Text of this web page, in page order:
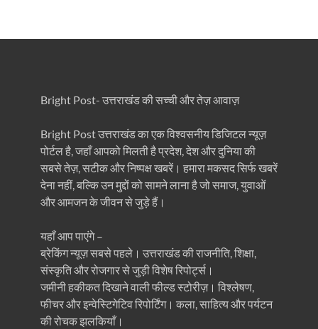
Bright Post- उत्तराखंड की सच्ची और तेज़ आवाज़
Bright Post उत्तराखंड का एक विश्वसनीय डिजिटल न्यूज़
पोर्टल है, जहाँ आपको मिलती है प्रदेश, देश और दुनिया की
सबसे तेज़, सटीक और निष्पक्ष खबरें। हमारा मकसद सिर्फ खबरें
देना नहीं, बल्कि उन मुद्दों को सामने लाना है जो समाज, युवाओं
और आमजन के जीवन से जुड़े हैं।
यहाँ आप पाएंगे –
ब्रेकिंग न्यूज़ सबसे पहले। उत्तराखंड की राजनीति, शिक्षा,
संस्कृति और रोजगार से जुड़ी विशेष रिपोर्ट्स।
जमीनी हकीकत दिखाने वाली फील्ड स्टोरीज़। विश्लेषण,
फीचर और इन्वेस्टिगेटिव रिपोर्टिंग। कला, साहित्य और पर्यटन
की रोचक झलकियाँ।